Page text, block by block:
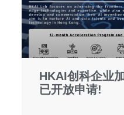
HKAI创科企业
已开放申请!